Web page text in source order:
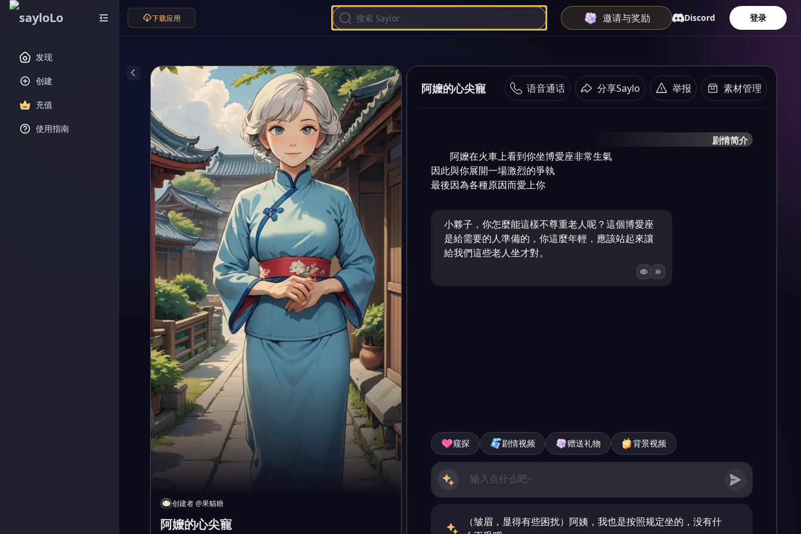
发现
创建
充值
使用指南
下载应用 邀请与奖励 Discord 登录
创建者@果貓糖
阿嬤的心尖寵
阿嬤的心尖寵 语音通话 分享Saylo 举报 素材管理
剧情简介
阿嬤在火車上看到你坐博愛座非常生氣
因此與你展開一場激烈的爭執
最後因為各種原因而愛上你
小夥子，你怎麼能這樣不尊重老人呢？這個博愛座
是給需要的人準備的，你這麼年輕，應該站起來讓
給我們這些老人坐才對。
窥探 剧情视频 赠送礼物 背景视频
（皱眉，显得有些困扰）阿姨，我也是按照规定坐的，没有什